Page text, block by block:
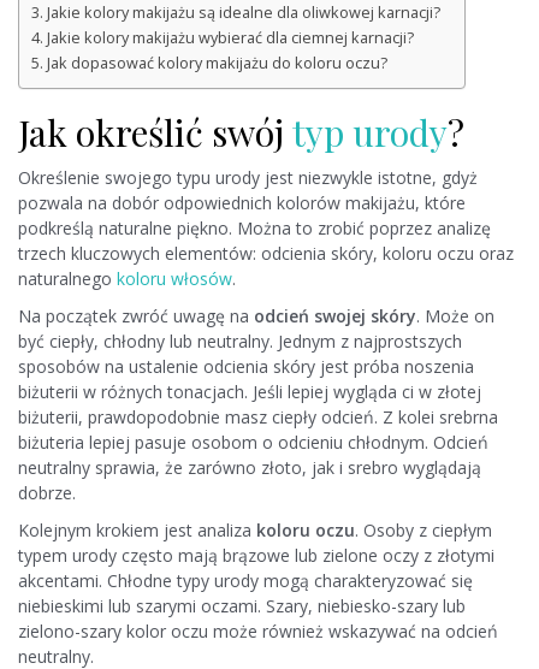
Jakie kolory makijażu są idealne dla oliwkowej karnacji?
Jakie kolory makijażu wybierać dla ciemnej karnacji?
Jak dopasować kolory makijażu do koloru oczu?
Jak określić swój typ urody?
Określenie swojego typu urody jest niezwykle istotne, gdyż
pozwala na dobór odpowiednich kolorów makijażu, które
podkreślą naturalne piękno. Można to zrobić poprzez analizę
trzech kluczowych elementów: odcienia skóry, koloru oczu oraz
naturalnego koloru włosów.
Na początek zwróć uwagę na odcień swojej skóry. Może on
być ciepły, chłodny lub neutralny. Jednym z najprostszych
sposobów na ustalenie odcienia skóry jest próba noszenia
biżuterii w różnych tonacjach. Jeśli lepiej wygląda ci w złotej
biżuterii, prawdopodobnie masz ciepły odcień. Z kolei srebrna
biżuteria lepiej pasuje osobom o odcieniu chłodnym. Odcień
neutralny sprawia, że zarówno złoto, jak i srebro wyglądają
dobrze.
Kolejnym krokiem jest analiza koloru oczu. Osoby z ciepłym
typem urody często mają brązowe lub zielone oczy z złotymi
akcentami. Chłodne typy urody mogą charakteryzować się
niebieskimi lub szarymi oczami. Szary, niebiesko-szary lub
zielono-szary kolor oczu może również wskazywać na odcień
neutralny.